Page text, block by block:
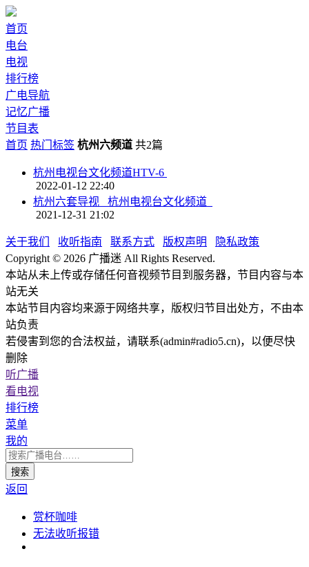
首页
电台
电视
排行榜
广电导航
记忆广播
节目表
首页 热门标签 杭州六频道 共2篇
杭州电视台文化频道HTV-6
2022-01-12 22:40
杭州六套导视 _杭州电视台文化频道
2021-12-31 21:02
关于我们 收听指南 联系方式 版权声明
隐私政策
Copyright © 2026 广播迷 All Rights Reserved.
本站从未上传或存储任何音视频节目到服务器，节目内容与本
站无关
本站节目内容均来源于网络共享，版权归节目出处方，不由本
站负责
若侵害到您的合法权益，请联系(admin#radio5.cn)，以便尽快
删除
听广播
看电视
排行榜
菜单
我的
返回
赏杯咖啡
无法收听报错